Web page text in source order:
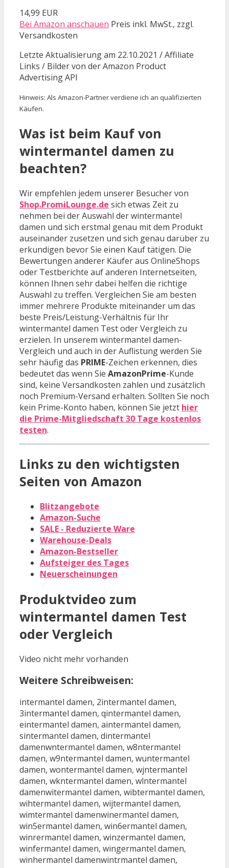
14,99 EUR
Bei Amazon anschauen Preis inkl. MwSt., zzgl.
Versandkosten
Letzte Aktualisierung am 22.10.2021 / Affiliate
Links / Bilder von der Amazon Product
Advertising API
Hinweis: Als Amazon-Partner verdiene ich an qualifizierten
Käufen.
Was ist beim Kauf von
wintermantel damen zu
beachten?
Wir empfehlen jedem unserer Besucher von
Shop.PromiLounge.de sich etwas Zeit zu
nehmen bei der Auswahl der wintermantel
damen und sich erstmal genau mit dem Produkt
auseinander zusetzen und sich genau darüber zu
erkundigen bevor Sie einen Kauf tätigen. Die
Bewertungen anderer Käufer aus OnlineShops
oder Testberichte auf anderen Internetseiten,
können Ihnen sehr dabei helfen die richtige
Auswahl zu treffen. Vergleichen Sie am besten
immer mehrere Produkte miteinander um das
beste Preis/Leistung-Verhältnis für Ihr
wintermantel damen Test oder Vergleich zu
erzielen. In unserem wintermantel damen-
Vergleich und auch in der Auflistung werden Sie
sehr häufig das PRIME-Zeichen erkennen, dies
bedeutet das wenn Sie AmazonPrime-Kunde
sind, keine Versandkosten zahlen und zusätzlich
noch Premium-Versand erhalten. Sollten Sie noch
kein Prime-Konto haben, können Sie jetzt hier
die Prime-Mitgliedschaft 30 Tage kostenlos
testen.
Links zu den wichtigsten
Seiten von Amazon
Blitzangebote
Amazon-Suche
SALE - Reduzierte Ware
Warehouse-Deals
Amazon-Bestseller
Aufsteiger des Tages
Neuerscheinungen
Produktvideo zum
wintermantel damen Test
oder Vergleich
Video nicht mehr vorhanden
Weitere Schreibweisen:
intermantel damen, 2intermantel damen,
3intermantel damen, qintermantel damen,
eintermantel damen, aintermantel damen,
sintermantel damen, dintermantel
damenwntermantel damen, w8ntermantel
damen, w9ntermantel damen, wuntermantel
damen, wontermantel damen, wjntermantel
damen, wkntermantel damen, wlntermantel
damenwitermantel damen, wibtermantel damen,
wihtermantel damen, wijtermantel damen,
wimtermantel damenwinermantel damen,
win5ermantel damen, win6ermantel damen,
winrermantel damen, winzermantel damen,
winfermantel damen, wingermantel damen,
winhermantel damenwintrmantel damen,